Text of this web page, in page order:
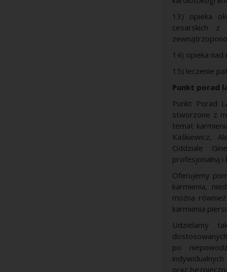
13) opieka
cesarskich z
14) opieka
15) leczenie
Punkt porad
Punkt Porad
stworzone z
temat
Kaśkiewicz,
Oddziale
profesjonalną i
Oferujemy
karmienia,
można
karmienia
Udzielamy
po
oraz